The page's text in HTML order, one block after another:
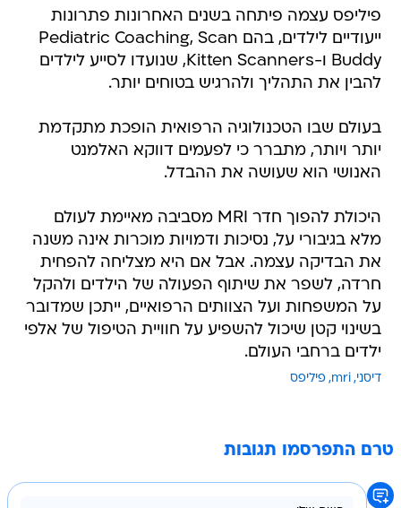
פיליפס עצמה פיתחה בשנים האחרונות פתרונות
ייעודיים לילדים, בהם Pediatric Coaching, Scan
Buddy ו-Kitten Scanners, שנועדו לסייע לילדים
להבין את התהליך ולהרגיש בטוחים יותר.
בעולם שבו הטכנולוגיה הרפואית הופכת מתקדמת
יותר ויותר, מתברר כי לפעמים דווקא האלמנט
האנושי הוא שעושה את ההבדל.
היכולת להפוך חדר MRI מסביבה מאיימת לעולם
מלא בגיבורי על, נסיכות ודמויות מוכרות אינה משנה
את הבדיקה עצמה. אבל אם היא מצליחה להפחית
חרדה, לשפר את שיתוף הפעולה של הילדים ולהקל
על המשפחות ועל הצוותים הרפואיים, ייתכן שמדובר
בשינוי קטן שיכול להשפיע על חוויית הטיפול של אלפי
ילדים ברחבי העולם.
דיסני mri פיליפס
טרם התפרסמו תגובות